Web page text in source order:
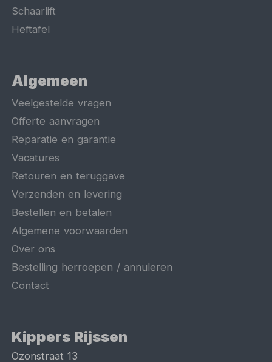
Schaarlift
Heftafel
Algemeen
Veelgestelde vragen
Offerte aanvragen
Reparatie en garantie
Vacatures
Retouren en teruggave
Verzenden en levering
Bestellen en betalen
Algemene voorwaarden
Over ons
Bestelling herroepen / annuleren
Contact
Kippers Rijssen
Ozonstraat 13